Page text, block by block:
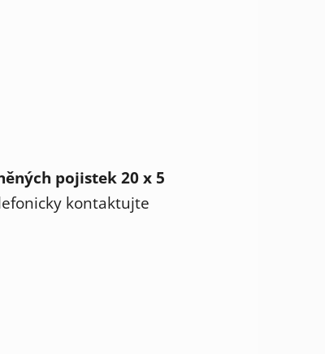
pojistek 20 x 5
kontaktujte